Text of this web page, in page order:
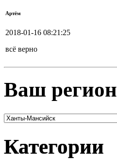
Артём
2018-01-16 08:21:25
всё верно
Ваш регион
Категории